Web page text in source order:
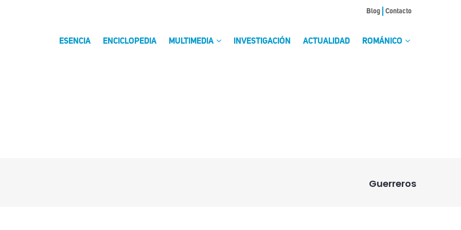
Blog Contacto
ESENCIA ENCICLOPEDIA MULTIMEDIA INVESTIGACIÓN ACTUALIDAD ROMÁNICO
Guerreros